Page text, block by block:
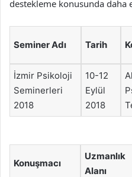
destekleme konusunda daha
Seminer Adı Tarih
İzmir Psikoloji
Seminerleri
2018
10-12
Eylül
2018
Konuşmacı
Uzmanlık
Alanı